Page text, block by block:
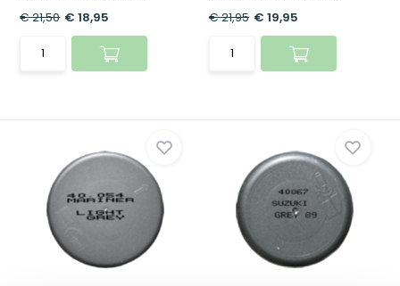
€ 21,50 € 18,95
€ 21,95 € 19,95